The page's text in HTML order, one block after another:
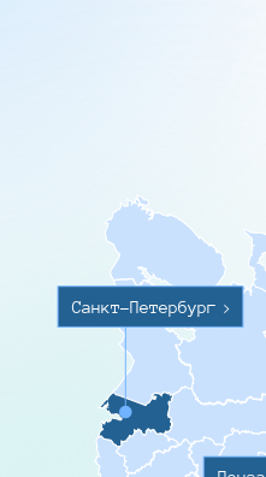
Санкт-Петербург >